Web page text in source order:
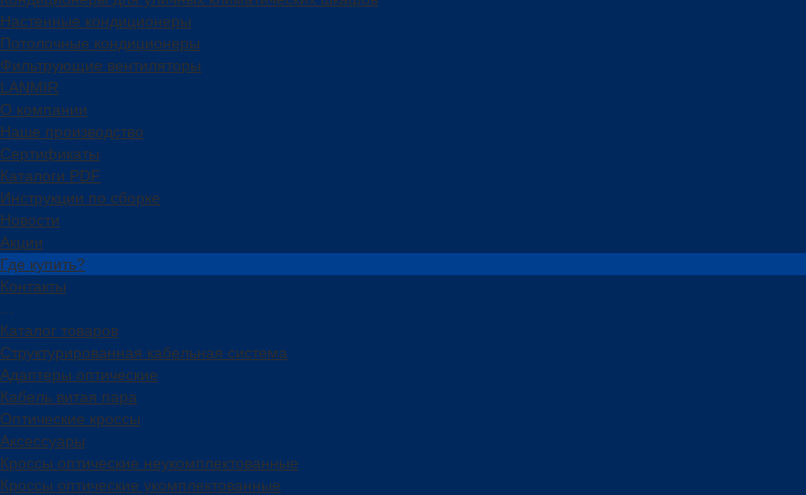
Настенные кондиционеры
Потолочные кондиционеры
Фильтрующие вентиляторы
LANMIR
О компании
Наше производство
Сертификаты
Каталоги PDF
Инструкции по сборке
Новости
Акции
Где купить?
Контакты
Каталог товаров
Структурированная кабельная система
Адаптеры оптические
Кабель витая пара
Оптические кроссы
Аксессуары
Кроссы оптические неукомплектованные
Кроссы оптические укомплектованные